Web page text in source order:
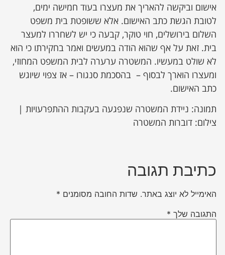
אישום וביקשה להאריך את מעצרו בעוד חמישה ימים,
לטובת הגשת כתב האישום. אלא ששופטת בית משפט
השלום בירושלים, חוי טוקר, קבעה כי יש לשחררו למעצר
בית. זאת על אף שהוא הודה במעשים ואמר בחקירתו כי הוא
לא שולט במעשיו. המשטרה ערערה לבית המשפט המחוזי,
ומעצרו הוארך לבסוף – בהסכמת סנגורו – אז צפוי שיוגש
כתב האישום.
תמונה: ניידת המשטרה שנפגעה בעקבות ההתפרעויות |
צילום: דוברות המשטרה
כתיבת תגובה
האימייל לא יוצג באתר. שדות החובה מסומנים *
התגובה שלך *